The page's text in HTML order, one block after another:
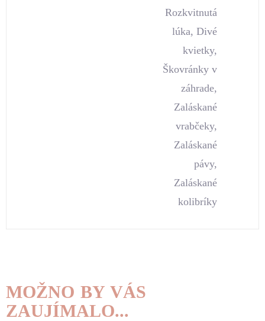
Rozkvitnutá
lúka, Divé
kvietky,
Škovránky v
záhrade,
Zaláskané
vrabčeky,
Zaláskané
pávy,
Zaláskané
kolibríky
MOŽNO BY VÁS
ZAUJÍMALO...